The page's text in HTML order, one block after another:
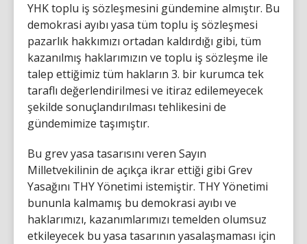
YHK toplu iş sözleşmesini gündemine almıştır. Bu
demokrasi ayıbı yasa tüm toplu iş sözleşmesi
pazarlık hakkımızı ortadan kaldırdığı gibi, tüm
kazanılmış haklarımızın ve toplu iş sözleşme ile
talep ettiğimiz tüm hakların 3. bir kurumca tek
taraflı değerlendirilmesi ve itiraz edilemeyecek
şekilde sonuçlandırılması tehlikesini de
gündemimize taşımıştır.
Bu grev yasa tasarısını veren Sayın
Milletvekilinin de açıkça ikrar ettiği gibi Grev
Yasağını THY Yönetimi istemiştir. THY Yönetimi
bununla kalmamış bu demokrasi ayıbı ve
haklarımızı, kazanımlarımızı temelden olumsuz
etkileyecek bu yasa tasarının yasalaşmaması için